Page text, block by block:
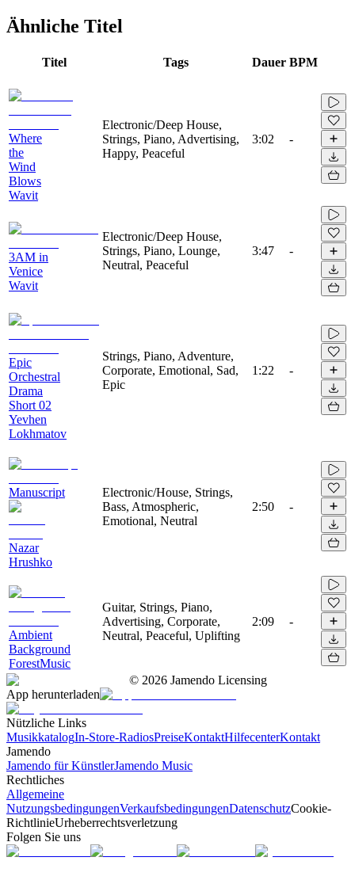
Ähnliche Titel
Titel Tags Dauer BPM
Where
the
Wind
Blows
Wavit
Electronic/Deep House,
Strings, Piano, Advertising,
Happy, Peaceful
3:02 -
3AM in
Venice
Wavit
Electronic/Deep House,
Strings, Piano, Lounge,
Neutral, Peaceful
3:47 -
Epic
Orchestral
Drama
Short 02
Yevhen
Lokhmatov
Strings, Piano, Adventure,
Corporate, Emotional, Sad,
Epic
1:22 -
Manuscript
Nazar
Hrushko
Electronic/House, Strings,
Bass, Atmospheric,
Emotional, Neutral
2:50 -
Ambient
Background
ForestMusic
Guitar, Strings, Piano,
Advertising, Corporate,
Neutral, Peaceful, Uplifting
2:09 -
© 2026 Jamendo Licensing
App herunterladen
Nützliche Links
MusikkatalogIn-Store-RadiosPreiseKontaktHilfecenterKontakt
Jamendo
Jamendo für KünstlerJamendo Music
Rechtliches
Allgemeine
NutzungsbedingungenVerkaufsbedingungenDatenschutzCookie-
RichtlinieUrheberrechtsverletzung
Folgen Sie uns